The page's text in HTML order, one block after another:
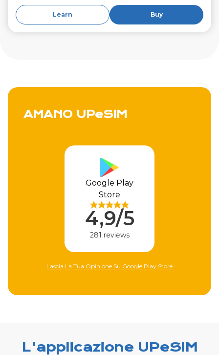
Learn Buy
AMANO UPeSIM
Google Play
Store
4,9/5
281 reviews
Lascia La Tua Opinione Su Google Play Store
L'applicazione UPeSIM